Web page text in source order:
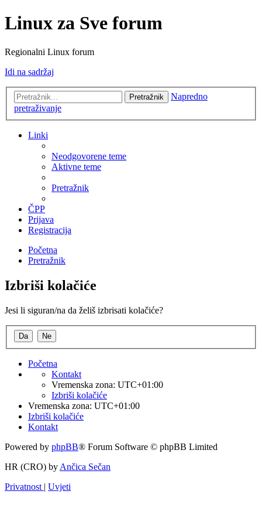
Linux za Sve forum
Regionalni Linux forum
Idi na sadržaj
Pretražnik
Napredno
pretraživanje
Linki
Neodgovorene teme
Aktivne teme
Pretražnik
ČPP
Prijava
Registracija
Početna
Pretražnik
Izbriši kolačiće
Jesi li siguran/na da želiš izbrisati kolačiće?
Početna
Kontakt
Vremenska zona: UTC+01:00
Izbriši kolačiće
Vremenska zona: UTC+01:00
Izbriši kolačiće
Kontakt
Powered by phpBB® Forum Software © phpBB Limited
HR (CRO) by Ančica Sečan
Privatnost | Uvjeti